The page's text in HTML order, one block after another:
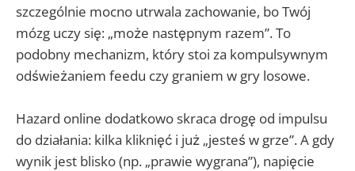
szczególnie mocno utrwala zachowanie, bo Twój
mózg uczy się: „może następnym razem”. To
podobny mechanizm, który stoi za kompulsywnym
odświeżaniem feedu czy graniem w gry losowe.
Hazard online dodatkowo skraca drogę od impulsu
do działania: kilka kliknięć i już „jesteś w grze”. A gdy
wynik jest blisko (np. „prawie wygrana”), napięcie